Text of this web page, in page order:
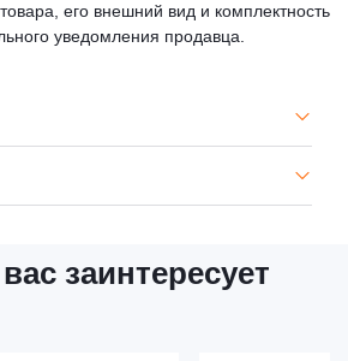
его внешний вид и комплектность
уведомления продавца.
заинтересует